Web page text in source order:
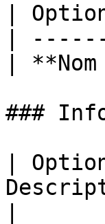
|
|
|
###
|